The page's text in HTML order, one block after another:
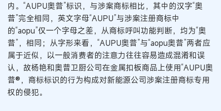
内。“AUPU奥普”标识，与涉案商标相比，其中的汉字“奥
普”完全相同，英文字母“AUPU”与涉案注册商标中
的“aopu”仅一个字母之差，从商标呼叫功能判断，均为“奥
普”，相同；从字形来看，“AUPU奥普”与“aopu奥普”两者应
属于近似，以一般消费者的注意力往往容易造成混淆和误
认，故杨艳和奥普卫厨公司在金属扣板商品上使用“AUPU奥
普®，商标标识的行为构成对新能源公司涉案注册商标专用
权的侵犯。